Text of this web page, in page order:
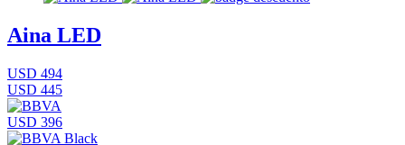
Aina LED
USD 494
USD 445
USD 396